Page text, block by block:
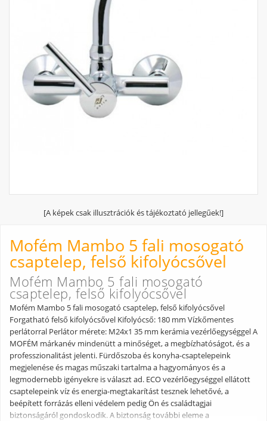
[A képek csak illusztrációk és tájékoztató jellegűek!]
Mofém Mambo 5 fali mosogató
csaptelep, felső kifolyócsővel
Mofém Mambo 5 fali mosogató
csaptelep, felső kifolyócsővel
Mofém Mambo 5 fali mosogató csaptelep, felső kifolyócsővel
Forgatható felső kifolyócsővel Kifolyócső: 180 mm Vízkőmentes
perlátorral Perlátor mérete: M24x1 35 mm kerámia vezérlőegységgel A
MOFÉM márkanév mindenütt a minőséget, a megbízhatóságot, és a
professzionalitást jelenti. Fürdőszoba és konyha-csaptelepeink
megjelenése és magas műszaki tartalma a hagyományos és a
legmodernebb igényekre is választ ad. ECO vezérlőegységgel ellátott
csaptelepeink víz és energia-megtakarítást tesznek lehetővé, a
beépített forrázás elleni védelem pedig Ön és családtagjai
biztonságáról gondoskodik. A biztonság további eleme a